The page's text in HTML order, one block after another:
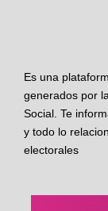
Es una
generados por
Social. Te
y todo lo
electorales